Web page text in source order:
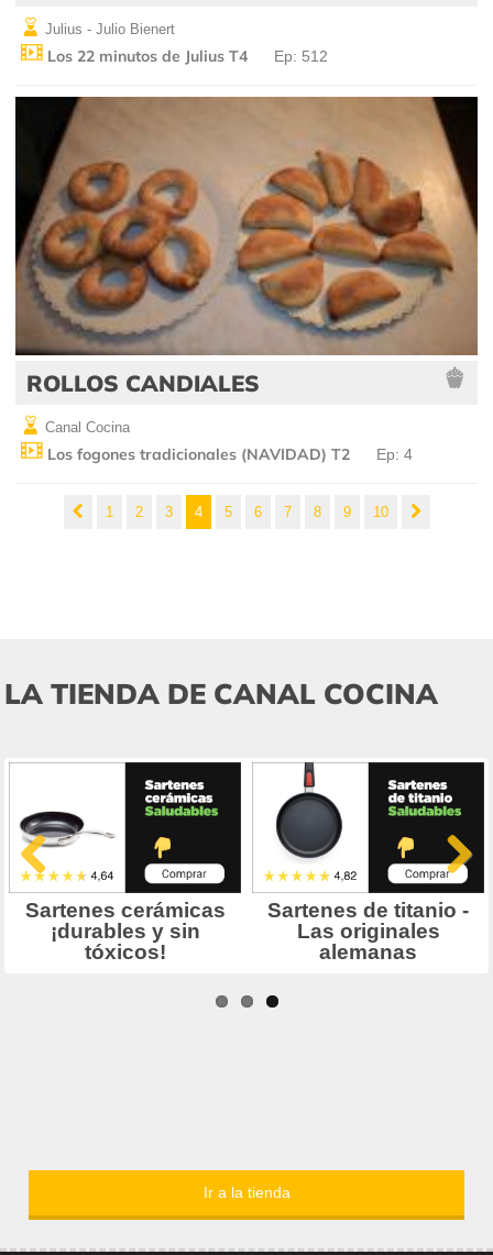
Julius - Julio Bienert
Los 22 minutos de Julius T4 Ep: 512
ROLLOS CANDIALES
Canal Cocina
Los fogones tradicionales (NAVIDAD) T2 Ep: 4
1 2 3 4 5 6 7 8 9 10
LA TIENDA DE CANAL COCINA
Ir a la tienda